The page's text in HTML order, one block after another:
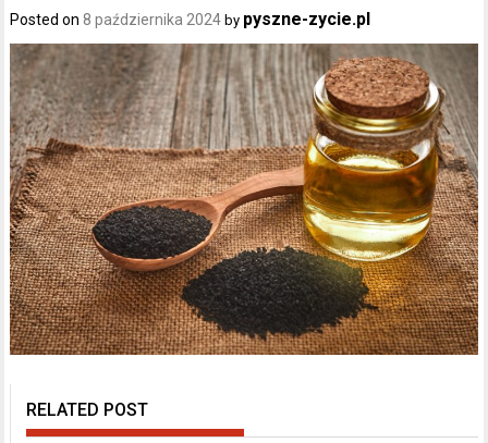
Posted on 8 października 2024 by pyszne-zycie.pl
RELATED POST